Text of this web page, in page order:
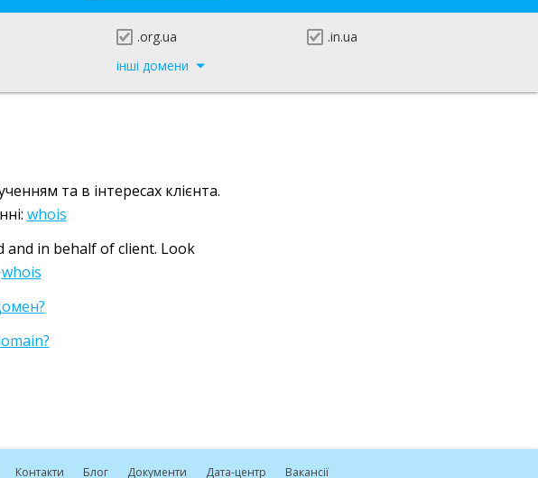
.org.ua
.in.ua
інші домени
та в інтересах клієнта.
whois
and in behalf of client. Look
whois
Контакти Блог Документи Дата-центр Вакансії